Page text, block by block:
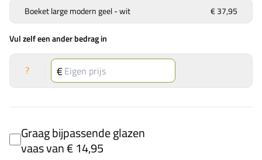
Boeket large modern geel - wit € 37,95
Vul zelf een ander bedrag in
?
Graag bijpassende glazen
vaas van € 14,95